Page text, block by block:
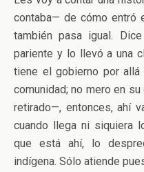
contaba— de cómo entró
también pasa igual.
pariente y lo llevó a una
tiene el gobierno por
comunidad; no mero en
retirado—, entonces, ahí
cuando llega ni siquiera
que está ahí, lo
indígena. Sólo atiende